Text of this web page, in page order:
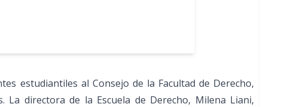
estudiantiles al Consejo de la Facultad de Derecho,
directora de la Escuela de Derecho, Milena Liani,